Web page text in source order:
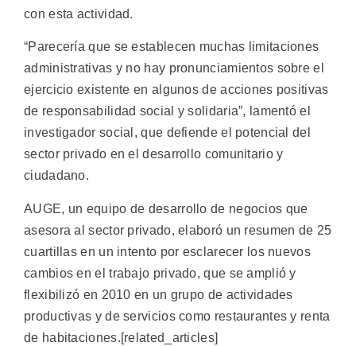
con esta actividad.
“Parecería que se establecen muchas limitaciones
administrativas y no hay pronunciamientos sobre el
ejercicio existente en algunos de acciones positivas
de responsabilidad social y solidaria”, lamentó el
investigador social, que defiende el potencial del
sector privado en el desarrollo comunitario y
ciudadano.
AUGE, un equipo de desarrollo de negocios que
asesora al sector privado, elaboró un resumen de 25
cuartillas en un intento por esclarecer los nuevos
cambios en el trabajo privado, que se amplió y
flexibilizó en 2010 en un grupo de actividades
productivas y de servicios como restaurantes y renta
de habitaciones.[related_articles]